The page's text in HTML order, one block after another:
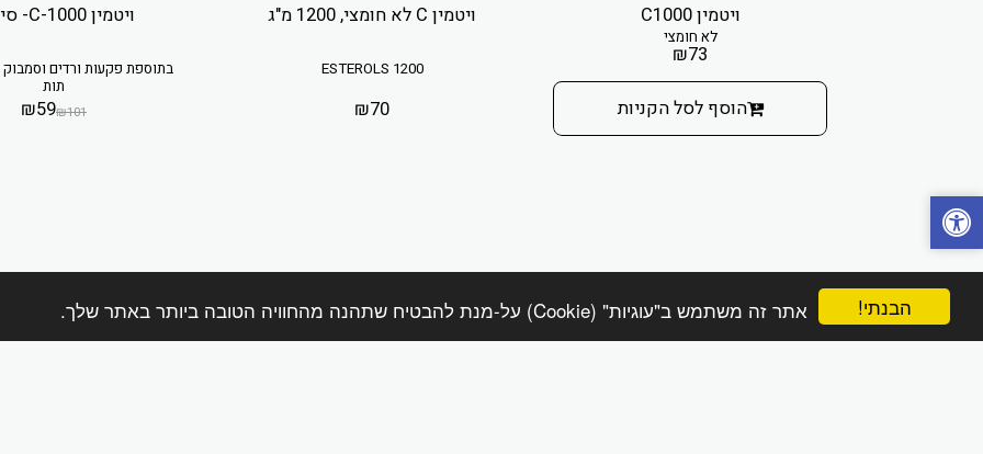
הבנתי! אתר זה משתמש ב"עוגיות" (Cookie) על-מנת להבטיח שתהנה מהחוויה הטובה ביותר באתר שלך.
ויטמין C1000
לא חומצי
₪73
הוסף לסל הקניות
ויטמין C לא חומצי, 1200 מ"ג
ESTEROLS 1200
₪70
ויטמין C-1000- סירופ
בתוספת פקעות ורדים
תות
₪101
₪59